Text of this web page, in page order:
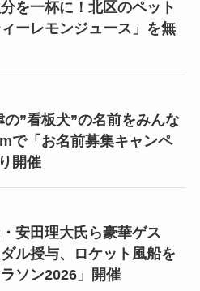
を一杯に！北区のペット
ーレモンジュース」を無
”看板犬”の名前をみんな
で「お名前募集キャンペ
開催
安田理大氏ら豪華ゲス
ル授与、ロケット風船を
ソン2026」開催